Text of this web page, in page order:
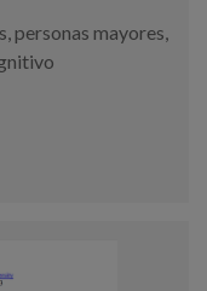
personas mayores